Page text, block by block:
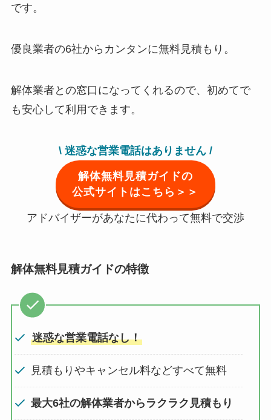
です。
優良業者の6社からカンタンに無料見積もり。
解体業者との窓口になってくれるので、初めてで
も安心して利用できます。
\ 迷惑な営業電話はありません /
解体無料見積ガイドの
公式サイトはこちら＞＞
アドバイザーがあなたに代わって無料で交渉
解体無料見積ガイドの特徴
迷惑な営業電話なし！
見積もりやキャンセル料などすべて無料
最大6社の解体業者からラクラク見積もり